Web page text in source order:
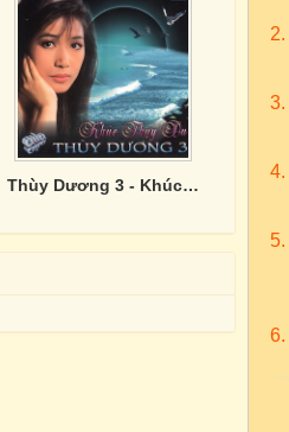
Thùy Dương 3 - Khúc Thụy Du